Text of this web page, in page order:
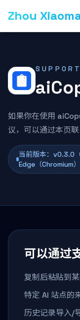
Zhou
SUPPORT
如果你在使用
议，可以通过本页联
当前版本：v0.3.0
Edge（Chromium
可以通过
复制后粘贴到
特定 AI 站点的
历史记录导入/